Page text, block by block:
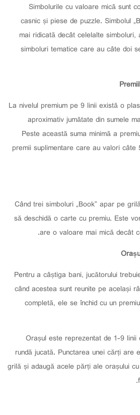
Simbolurile cu valoare mică sunt
casnic și piese de puzzle. Simbolul
mai ridicată decât celelalte
simboluri tematice care au câte doi
La nivelul premium pe 9 linii există o
aproximativ jumătate din sumele
Peste această suma minimă a
premii suplimentare care au valori
Când trei simboluri „Book” apar pe
să deschidă o carte cu premiu. Este
are o valoare mai mică decât
Pentru a câștiga bani, jucătorului
când acestea sunt reunite pe același
completă, ele se închid cu un
Orașul este reprezentat de 1-9 linii
rundă jucată. Punctarea unei cărți are
grilă și adaugă acele părți ale orașului